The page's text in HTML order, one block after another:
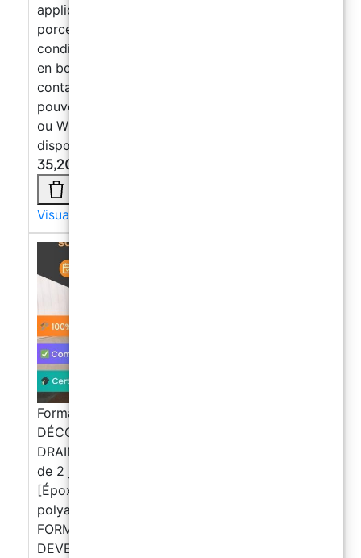
appliqués sur des carreaux en céramique,
porcelaine, marbre et autres matériaux, à
condition que les carreaux soient bien fixés et
en bon état. Contacts Comment puis-je vous
contacter pour plus d’informations ? Vous
pouvez nous contacter par email, téléphone
ou WhatsApp. Tous les détails de contact sont
disponibles sur notre page contact.
35,20
Visualizza di più →
Formation SOLS EN RÉSINE – ÉPOXY
DÉCORATIF, SOLS INDUSTRIELS & SOL
DRAINANT – 4/5 Juillet 2026 – Stage intensif
de 2 jours à Paris - Pack 2 dates 4 et 5 juillet
[Époxy décoratif + sols industriels/garages
polyaspartiques + Sol drainant] (PARIS)
FORMATION INTENSIVE DE 2 JOURS
DEVENEZ EXPERT EN SOLS EN RÉSINE :